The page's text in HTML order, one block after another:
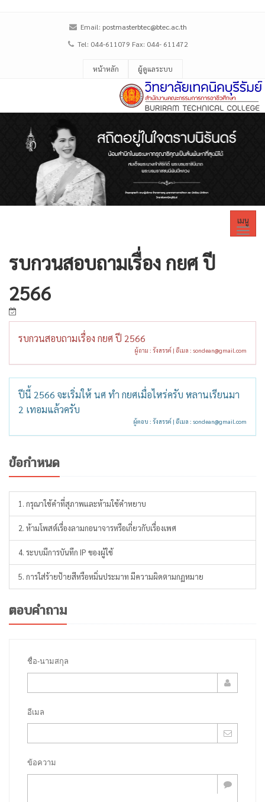
Email: postmasterbtec@btec.ac.th
Tel: 044-611079 Fax: 044- 611472
หน้าหลัก ผู้ดูแลระบบ
เมนู
รบกวนสอบถามเรื่อง กยศ ปี
2566
รบกวนสอบถามเรื่อง กยศ ปี 2566
ผู้ถาม : รังสรรค์ | อีเมล : sondean@gmail.com
ปีนี้ 2566 จะเริ่มให้ นศ ทำ กยศเมื่อไหร่ครับ หลานเรียนมา
2 เทอมแล้วครับ
ผู้ตอบ : รังสรรค์ | อีเมล : sondean@gmail.com
ข้อกำหนด
1. กรุณาใช้คำที่สุภาพและห้ามใช้คำหยาบ
2. ห้ามโพสต์เรื่องลามกอนาจารหรือเกี่ยวกับเรื่องเพศ
4. ระบบมีการบันทึก IP ของผู้ใช้
5. การใส่ร้ายป้ายสีหรือหมิ่นประมาท มีความผิดตามกฏหมาย
ตอบคำถาม
ชื่อ-นามสกุล
อีเมล
ข้อความ